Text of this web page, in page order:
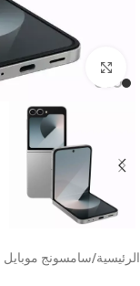
Click to enlarge
الرئيسية/سامسونج موبايل